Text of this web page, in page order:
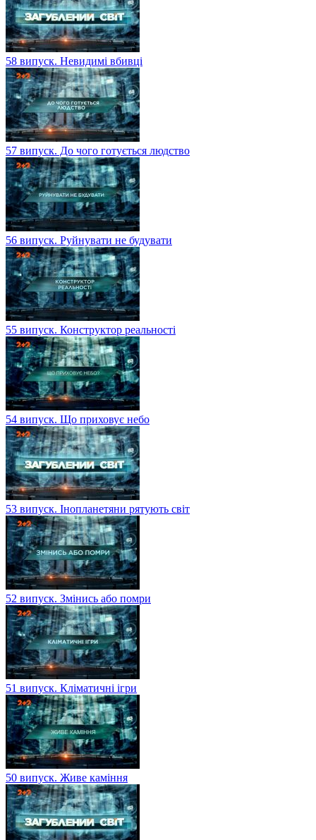
58 випуск. Невидимі вбивці
57 випуск. До чого готується людство
56 випуск. Руйнувати не будувати
55 випуск. Конструктор реальності
54 випуск. Що приховує небо
53 випуск. Інопланетяни рятують світ
52 випуск. Змінись або помри
51 випуск. Кліматичні ігри
50 випуск. Живе каміння